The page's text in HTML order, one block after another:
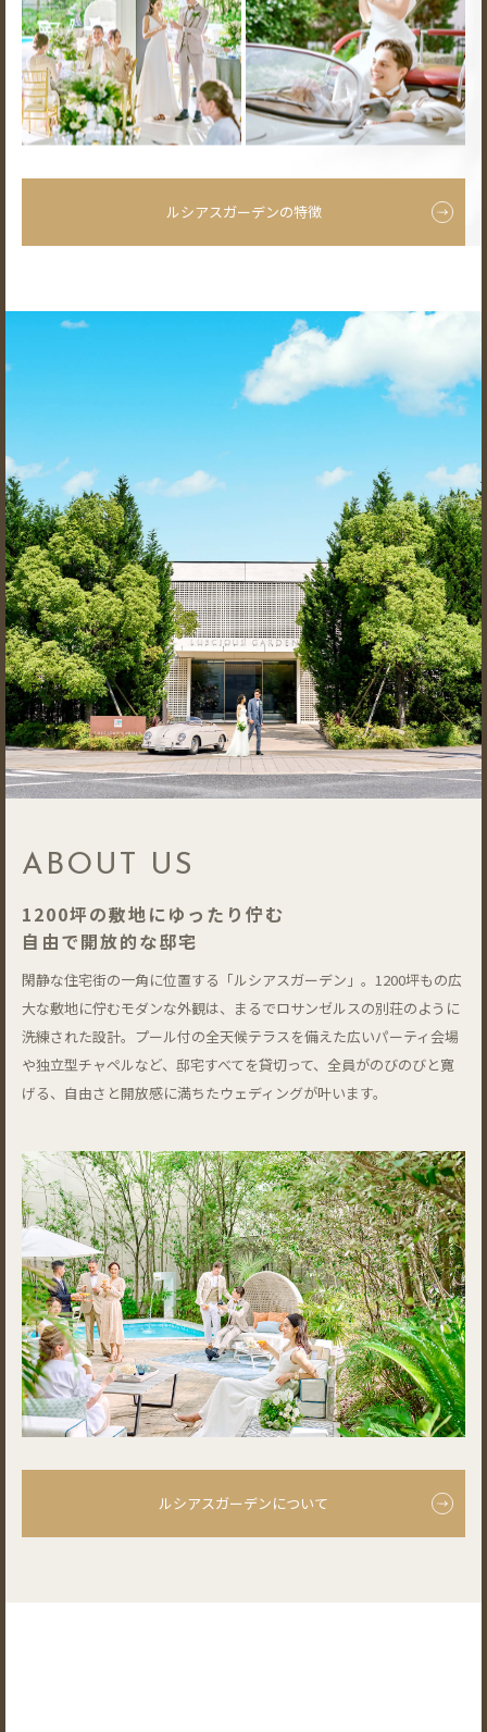
ルシアスガーデンの特徴
ABOUT US
1200坪の敷地にゆったり佇む
自由で開放的な邸宅
閑静な住宅街の一角に位置する「ルシアスガーデン」。1200坪もの広
大な敷地に佇むモダンな外観は、まるでロサンゼルスの別荘のように
洗練された設計。プール付の全天候テラスを備えた広いパーティ会場
や独立型チャペルなど、邸宅すべてを貸切って、全員がのびのびと寛
げる、自由さと開放感に満ちたウェディングが叶います。
ルシアスガーデンについて